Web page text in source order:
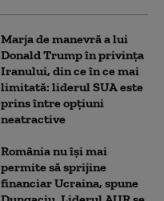
Marja de manevră a lui
Donald Trump în privința
Iranului, din ce în ce mai
limitată: liderul SUA este
prins între opțiuni
neatractive
România nu își mai
permite să sprijine
financiar Ucraina, spune